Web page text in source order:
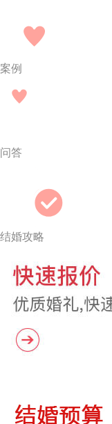
案例
问答
结婚攻略